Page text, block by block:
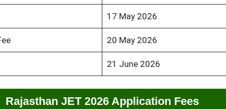
17 May 2026
20 May 2026
21 June 2026
Rajasthan JET 2026 Application Fees